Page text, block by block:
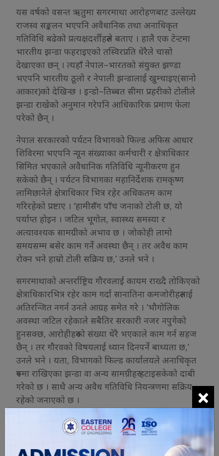
यस वर्षको वसन्त ऋतुमा सगरमाथा आरोहणबाट उल्लेख्य
राजस्व सङ्कलन भएपनि अवैधानिक तथा अनाधिकृत
गतिविधि बढेको प्रत्यक्षदर्शीहरुले बताए । हालै एक टेन्टमा
भारतीय झन्डा फहराइएको तस्विरप्रति धेरैले चासो
देखाएका छन् । त्यहाँ नेपाल–भारतको संयुक्त झण्डा
भएपनि भारतीय ठूलो र नेपाली झन्डालाई खुम्चाइए(सानो
आकार)को देखिन्छ । इन्डो–तिब्बत सीमा प्रहरीको टोलीले
झन्डा राखेको अनुमान गरेपनि आधिकारिक प्रमाण फेला
परेको छैन् ।
नेपाल सरकारको पर्यटन विभागको फिल्ड अफिस आधार
शिविरमा भएपनि न्यून संख्याका कर्मचारी र क्षेत्राधिकार
सिमित भएकाले अवैधानिक गतिविधि न्यूनीकरण हुन
सकेको छैन् । पर्यटन विभागका महानिर्देशक रामकृष्ण
लामिछानेले क्षेत्राधिकार भित्र रहेर अधिकतम काम
गरिरहेको प्रष्टाए । ‘हामीसँग पाँच जनाको टोली छ, यो
पर्याप्त होइन । जटिल भूगोल, स्वास्थ्य समस्या र
अत्यावश्यक सामग्रीको अभाव छ । जोकोही लामो
समयसम्म बसेर काम गर्ने अवस्था छैन् । तर अवैध काम
रोक्न भने हाम्रो टोली सक्रिय छ,’ उनले भने ।
सगरमाथाको अन्तर्राष्ट्रिय गौरवलाई कायम राख्दै तोकिएको
क्षेत्राधिकारभित्र रहेर काम गर्दा सानातिना कमजोरीहरुलाई
अतिरन्जित नगर्न उनले आग्रह समेत गरे । ‘भौगोलिक
अवस्था जटिल रहेकाले सबैतिर सरकारी नजर नपुगेको
हुनसक्छ, आरोहीहरुको संख्या धेरै भएकाले काम गर्न सहज
छैन् । तर गौरवको विषयलाई ध्यान दिनपर्ने बाध्यता छ,’
उनले भने । यता, विभागको फिल्ड कार्यालयले अनाधिकृत
रुपमा राखिएका झन्डा वा अन्य सामग्रीहरु हटाइसकेको दाबी
गरेको छ । साथै अन्य अवैध गतिविधि नियन्त्रणमा सक्रिय
रहेको जनाएको छ ।
×